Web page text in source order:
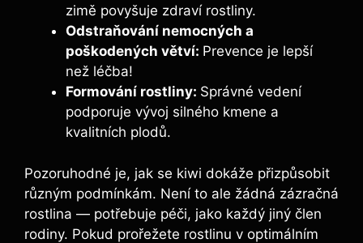
zimě povyšuje zdraví rostliny.
Odstraňování nemocných a
poškodených větví: Prevence je lepší
než léčba!
Formování rostliny: Správné vedení
podporuje vývoj silného kmene a
kvalitních plodů.
Pozoruhodné je, jak se kiwi dokáže přizpůsobit
různým podmínkám. Není to ale žádná zázračná
rostlina — potřebuje péči, jako každý jiný člen
rodiny. Pokud prořežete rostlinu v optimálním